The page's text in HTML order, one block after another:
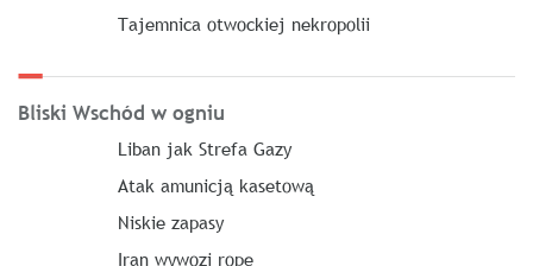
Tajemnica otwockiej nekropolii
Bliski Wschód w ogniu
Liban jak Strefa Gazy
Atak amunicją kasetową
Niskie zapasy
Iran wywozi ropę